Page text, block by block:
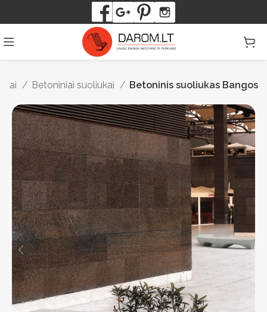
Betoniniai suoliukai Betoninis suoliukas Bangos